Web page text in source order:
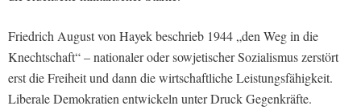
Friedrich August von Hayek beschrieb 1944 „den Weg in die
Knechtschaft“ – nationaler oder sowjetischer Sozialismus zerstört
erst die Freiheit und dann die wirtschaftliche Leistungsfähigkeit.
Liberale Demokratien entwickeln unter Druck Gegenkräfte.